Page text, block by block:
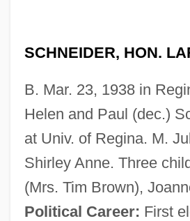
SCHNEIDER, HON.
B. Mar. 23, 1938 in
Helen and Paul (dec.)
at Univ. of Regina. M.
Shirley Anne. Three
(Mrs. Tim Brown),
Political Career: First